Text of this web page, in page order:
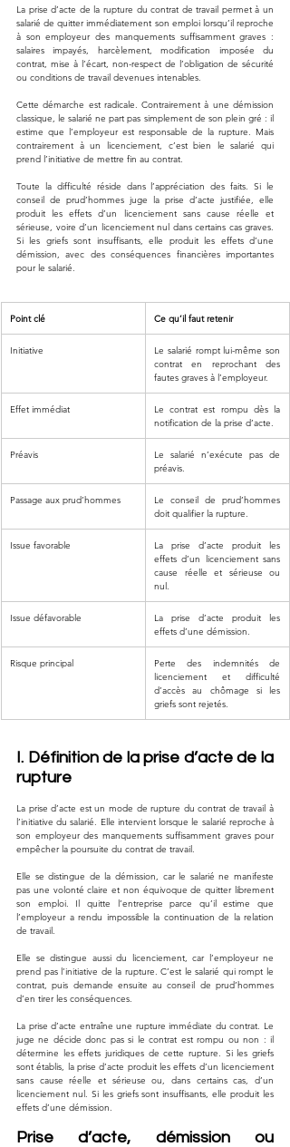
La prise d’acte de la rupture du contrat de travail permet à un
salarié de quitter immédiatement son emploi lorsqu’il reproche
à son employeur des manquements suffisamment graves :
salaires impayés, harcèlement, modification imposée du
contrat, mise à l’écart, non-respect de l’obligation de sécurité
ou conditions de travail devenues intenables.
Cette démarche est radicale. Contrairement à une démission
classique, le salarié ne part pas simplement de son plein gré : il
estime que l’employeur est responsable de la rupture. Mais
contrairement à un licenciement, c’est bien le salarié qui
prend l’initiative de mettre fin au contrat.
Toute la difficulté réside dans l’appréciation des faits. Si le
conseil de prud’hommes juge la prise d’acte justifiée, elle
produit les effets d’un licenciement sans cause réelle et
sérieuse, voire d’un licenciement nul dans certains cas graves.
Si les griefs sont insuffisants, elle produit les effets d’une
démission, avec des conséquences financières importantes
pour le salarié.
Point clé Ce qu’il faut retenir
Initiative
Le salarié rompt lui-même son
contrat en reprochant des
fautes graves à l’employeur.
Effet immédiat
Le contrat est rompu dès la
notification de la prise d’acte.
Préavis
Le salarié n’exécute pas de
préavis.
Passage aux prud’hommes
Le conseil de prud’hommes
doit qualifier la rupture.
Issue favorable
La prise d’acte produit les
effets d’un licenciement sans
cause réelle et sérieuse ou
nul.
Issue défavorable
La prise d’acte produit les
effets d’une démission.
Risque principal
Perte des indemnités de
licenciement et difficulté
d’accès au chômage si les
griefs sont rejetés.
I. Définition de la prise d’acte de la
rupture
La prise d’acte est un mode de rupture du contrat de travail à
l’initiative du salarié. Elle intervient lorsque le salarié reproche à
son employeur des manquements suffisamment graves pour
empêcher la poursuite du contrat de travail.
Elle se distingue de la démission, car le salarié ne manifeste
pas une volonté claire et non équivoque de quitter librement
son emploi. Il quitte l’entreprise parce qu’il estime que
l’employeur a rendu impossible la continuation de la relation
de travail.
Elle se distingue aussi du licenciement, car l’employeur ne
prend pas l’initiative de la rupture. C’est le salarié qui rompt le
contrat, puis demande ensuite au conseil de prud’hommes
d’en tirer les conséquences.
La prise d’acte entraîne une rupture immédiate du contrat. Le
juge ne décide donc pas si le contrat est rompu ou non : il
détermine les effets juridiques de cette rupture. Si les griefs
sont établis, la prise d’acte produit les effets d’un licenciement
sans cause réelle et sérieuse ou, dans certains cas, d’un
licenciement nul. Si les griefs sont insuffisants, elle produit les
effets d’une démission.
Prise d’acte, démission ou